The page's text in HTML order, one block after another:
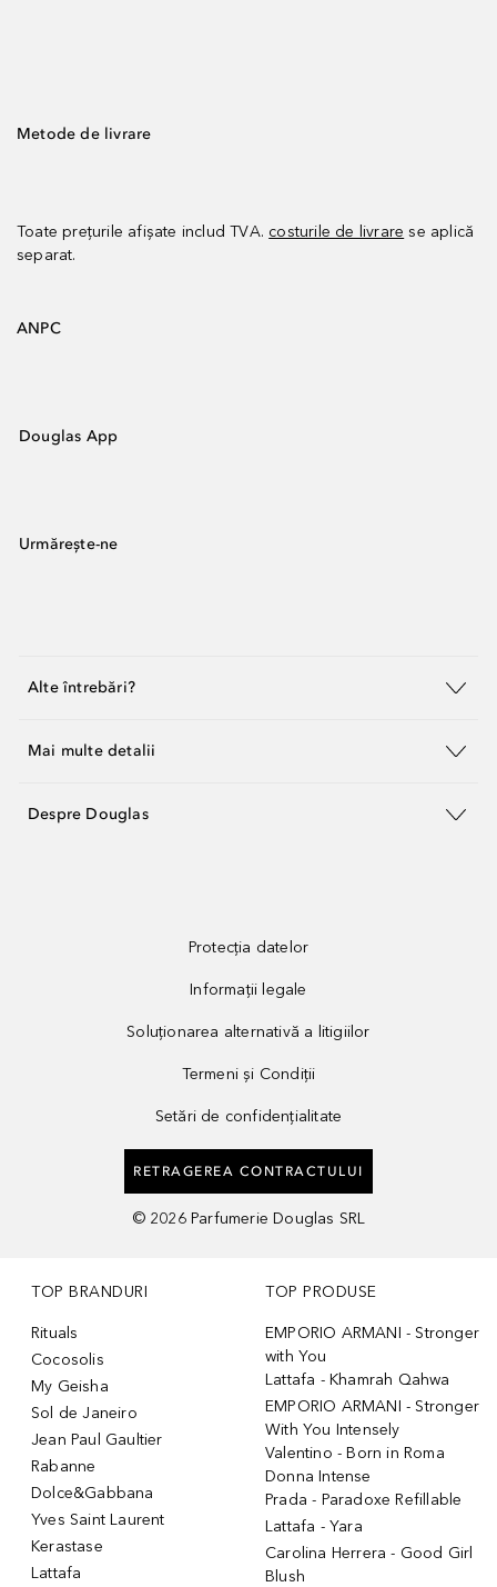
Metode de livrare
Toate prețurile afișate includ TVA. costurile de livrare se aplică
separat.
ANPC
Douglas App
Urmărește-ne
Alte întrebări?
Mai multe detalii
Despre Douglas
Protecția datelor
Informații legale
Soluționarea alternativă a litigiilor
Termeni și Condiții
Setări de confidențialitate
RETRAGEREA CONTRACTULUI
© 2026 Parfumerie Douglas SRL
TOP BRANDURI
Rituals
Cocosolis
My Geisha
Sol de Janeiro
Jean Paul Gaultier
Rabanne
Dolce&Gabbana
Yves Saint Laurent
Kerastase
Lattafa
TOP PRODUSE
EMPORIO ARMANI - Stronger
with You
Lattafa - Khamrah Qahwa
EMPORIO ARMANI - Stronger
With You Intensely
Valentino - Born in Roma
Donna Intense
Prada - Paradoxe Refillable
Lattafa - Yara
Carolina Herrera - Good Girl
Blush